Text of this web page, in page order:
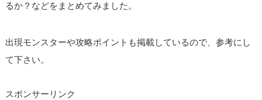
るか？などをまとめてみました。
出現モンスターや攻略ポイントも掲載しているので、参考にし
て下さい。
スポンサーリンク